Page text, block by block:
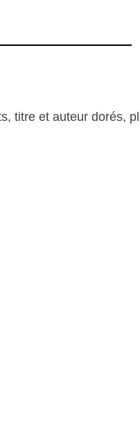
titre et auteur dorés,